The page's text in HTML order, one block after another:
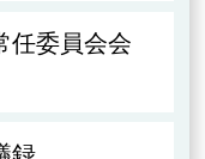
委員会会
録